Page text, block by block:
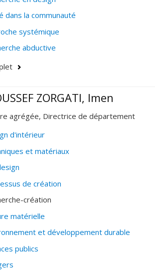
de Montréal).
et politiques publiques; design et
; design et littérature ; critical design ;
et subjectivation (Foucault) ; design et
de l'Intelligence artificielle et de l'Internet
le Groupe design ∩ société (GDS) et
de Recherche en Éthique (CRÉ).
dans la communauté
systémique
abductive
ZORGATI, Imen
agrégée, Directrice de département
d'intérieur
et matériaux
de création
création
matérielle
et développement durable
publics